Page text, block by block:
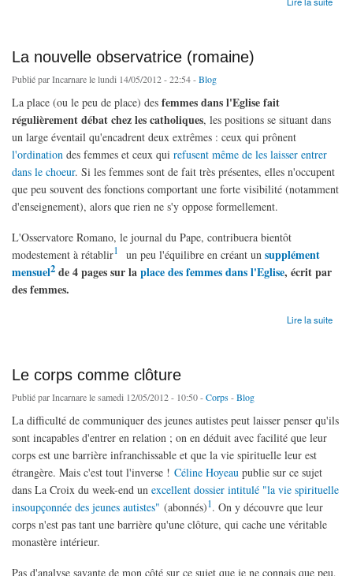
La nouvelle observatrice (romaine)
Publié parIncarnarele lundi 14/05/2012 - 22:54 -Blog
La place (ou le peu de place) des femmes dans l'Eglise fait
régulièrement débat chez les catholiques, les positions se situant dans
un large éventail qu'encadrent deux extrêmes : ceux qui prônent
l'ordination des femmes et ceux qui refusent même de les laisser entrer
dans le choeur. Si les femmes sont de fait très présentes, elles n'occupent
que peu souvent des fonctions comportant une forte visibilité (notamment
d'enseignement), alors que rien ne s'y oppose formellement.
L'Osservatore Romano, le journal du Pape, contribuera bientôt
modestement à rétablir1 un peu l'équilibre en créant un supplément
mensuel2 de 4 pages sur laplace des femmes dans l'Eglise, écrit par
des femmes.
Lire la suite
Le corps comme clôture
Publié parIncarnarele samedi 12/05/2012 - 10:50 -Corps -Blog
La difficulté de communiquer des jeunes autistes peut laisser penser qu'ils
sont incapables d'entrer en relation ; on en déduit avec facilité que leur
corps est une barrière infranchissable et que la vie spirituelle leur est
étrangère. Mais c'est tout l'inverse ! Céline Hoyeau publie sur ce sujet
dans La Croix du week-end un excellent dossier intitulé "la vie spirituelle
insoupçonnée des jeunes autistes" (abonnés)1. On y découvre que leur
corps n'est pas tant une barrière qu'une clôture, qui cache une véritable
monastère intérieur.
Pas d'analyse savante de mon côté sur ce sujet que je ne connais que peu,